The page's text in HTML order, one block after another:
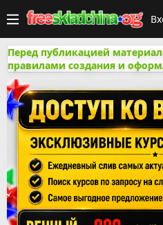
Перед публикацией
правилами создания и